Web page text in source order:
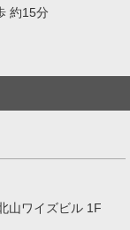
約15分
山ワイズビル 1F